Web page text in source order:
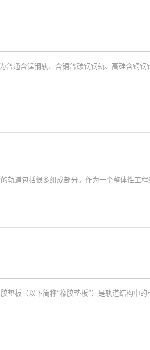
通含锰钢轨、含铜普碳钢钢轨、高硅含铜钢
轨道包括很多组成部分。作为一个整体性工
垫板（以下简称“橡胶垫板”）是轨道结构中